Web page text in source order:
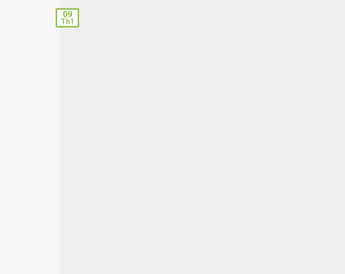
09
Th1